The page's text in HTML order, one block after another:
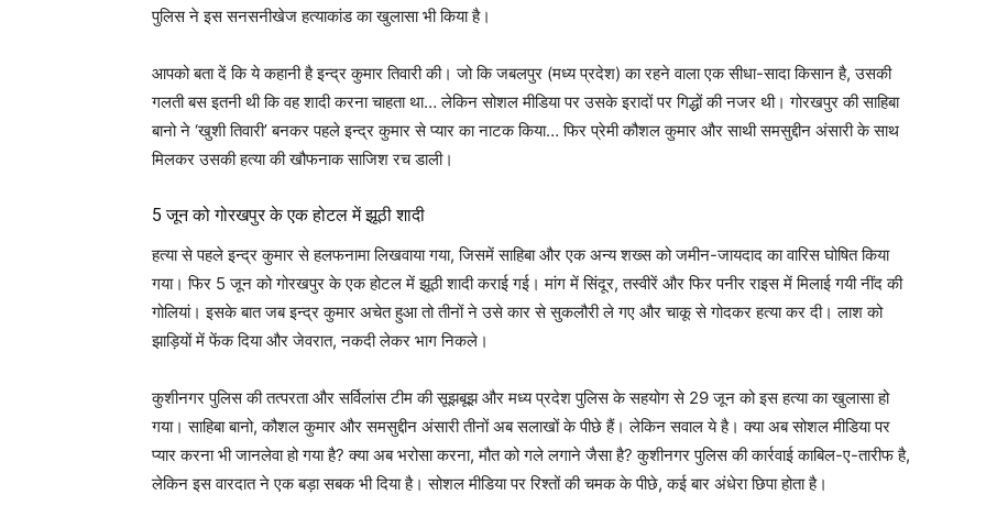
पुलिस ने इस सनसनीखेज हत्याकांड का खुलासा भी किया है।
आपको बता दें कि ये कहानी है इन्द्र कुमार तिवारी की। जो कि जबलपुर (मध्य प्रदेश) का रहने वाला एक सीधा-सादा किसान है, उसकी
गलती बस इतनी थी कि वह शादी करना चाहता था… लेकिन सोशल मीडिया पर उसके इरादों पर गिद्धों की नजर थी। गोरखपुर की साहिबा
बानो ने ‘खुशी तिवारी’ बनकर पहले इन्द्र कुमार से प्यार का नाटक किया… फिर प्रेमी कौशल कुमार और साथी समसुद्दीन अंसारी के साथ
मिलकर उसकी हत्या की खौफनाक साजिश रच डाली।
5 जून को गोरखपुर के एक होटल में झूठी शादी
हत्या से पहले इन्द्र कुमार से हलफनामा लिखवाया गया, जिसमें साहिबा और एक अन्य शख्स को जमीन-जायदाद का वारिस घोषित किया
गया। फिर 5 जून को गोरखपुर के एक होटल में झूठी शादी कराई गई। मांग में सिंदूर, तस्वीरें और फिर पनीर राइस में मिलाई गयी नींद की
गोलियां। इसके बात जब इन्द्र कुमार अचेत हुआ तो तीनों ने उसे कार से सुकलौरी ले गए और चाकू से गोदकर हत्या कर दी। लाश को
झाड़ियों में फेंक दिया और जेवरात, नकदी लेकर भाग निकले।
कुशीनगर पुलिस की तत्परता और सर्विलांस टीम की सूझबूझ और मध्य प्रदेश पुलिस के सहयोग से 29 जून को इस हत्या का खुलासा हो
गया। साहिबा बानो, कौशल कुमार और समसुद्दीन अंसारी तीनों अब सलाखों के पीछे हैं। लेकिन सवाल ये है। क्या अब सोशल मीडिया पर
प्यार करना भी जानलेवा हो गया है? क्या अब भरोसा करना, मौत को गले लगाने जैसा है? कुशीनगर पुलिस की कार्रवाई काबिल-ए-तारीफ है,
लेकिन इस वारदात ने एक बड़ा सबक भी दिया है। सोशल मीडिया पर रिश्तों की चमक के पीछे, कई बार अंधेरा छिपा होता है।